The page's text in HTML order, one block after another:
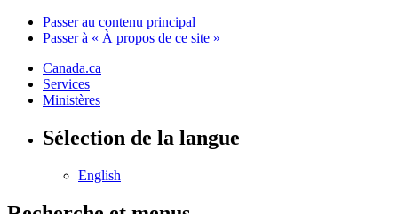
Passer au contenu principal
Passer à « À propos de ce site »
Canada.ca
Services
Ministères
Sélection de la langue
English